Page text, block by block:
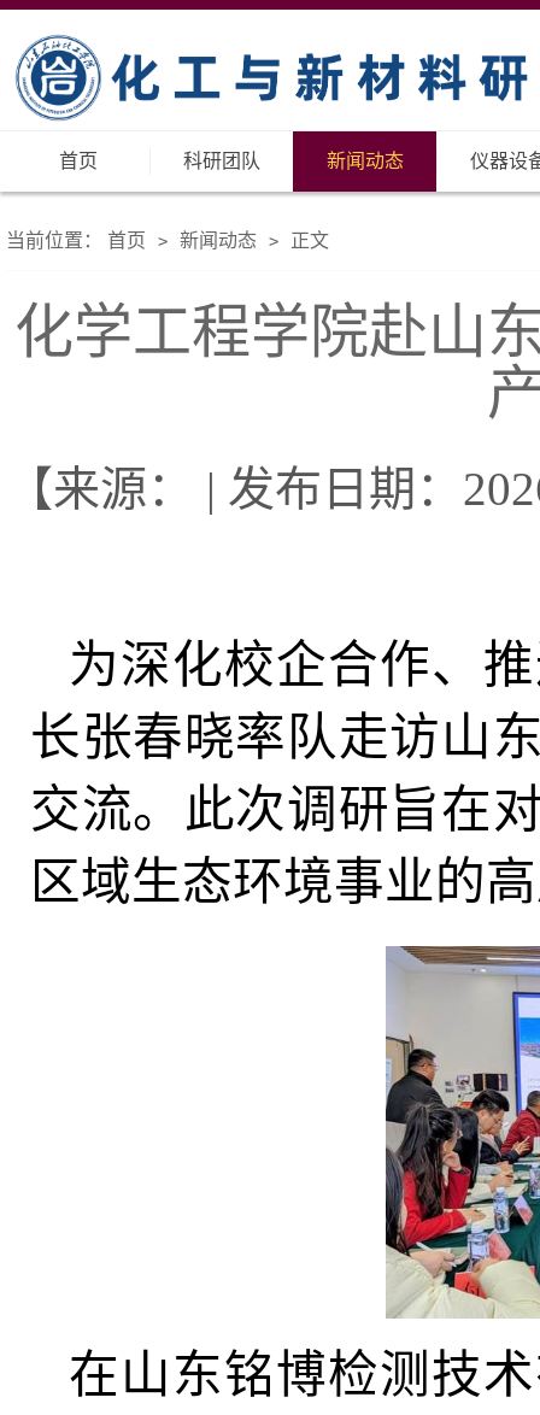
首页 科研团队 新闻动态 仪器设
当前位置： 首页 > 新闻动态 > 正文
化学工程学院赴山
【来源： | 发布日期：
为深化校企合作、
长张春晓率队走访山
交流。此次调研旨在
区域生态环境事业的
在山东铭博检测技